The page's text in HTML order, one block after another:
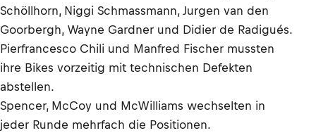
Schöllhorn, Niggi Schmassmann, Jurgen van den
Goorbergh, Wayne Gardner und Didier de Radigués.
Pierfrancesco Chili und Manfred Fischer mussten
ihre Bikes vorzeitig mit technischen Defekten
abstellen.
Spencer, McCoy und McWilliams wechselten in
jeder Runde mehrfach die Positionen.